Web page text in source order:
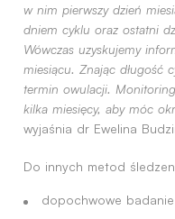
w nim pierwszy dzień
dniem cyklu oraz ostatni
Wówczas uzyskujemy
miesiącu. Znając długość
termin owulacji.
kilka miesięcy, aby móc
wyjaśnia dr Ewelina
Do innych metod
dopochwowe badanie